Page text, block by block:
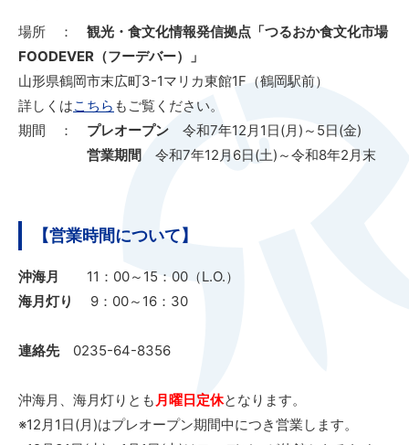
場所 ： 観光・食文化情報発信拠点「つるおか食文化市場
FOODEVER（フーデバー）」
山形県鶴岡市末広町3-1マリカ東館1F（鶴岡駅前）
詳しくはこちら もご覧ください。
期間 ： プレオープン 令和7年12月1日(月)～5日(金)
営業期間 令和7年12月6日(土)～令和8年2月末
【営業時間について】
沖海月
11：00～15：00（L.O.）
海月灯り
9：00～16：30
連絡先0235-64-8356
沖海月、海月灯りとも 月曜日定休となります。
※12月1日(月)はプレオープン期間中につき営業します。